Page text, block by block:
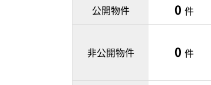
公開物件 0 件
非公開物件 0 件